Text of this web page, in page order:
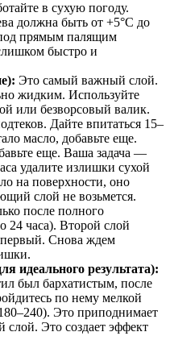
в сухую погоду.
должна быть от +5°C до
прямым палящим
быстро и
Это самый важный слой.
жидким. Используйте
или безворсовый валик.
Дайте впитаться 15–
масло, добавьте еще.
еще. Ваша задача —
удалите излишки сухой
на поверхности, оно
слой не возьмется.
после полного
24 часа). Второй слой
Снова ждем
идеального результата):
был бархатистым, после
по нему мелкой
Это приподнимает
слой. Это создает эффект